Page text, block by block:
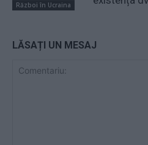
Război în Ucraina
LĂSAȚI UN MESAJ